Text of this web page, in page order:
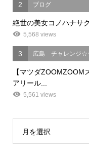
2 ブログ
絶世の美女コノハナサ
5,568 views
3 広島 チャレンジ
【マツダZOOMZOOM
アリール...
5,561 views
月を選択